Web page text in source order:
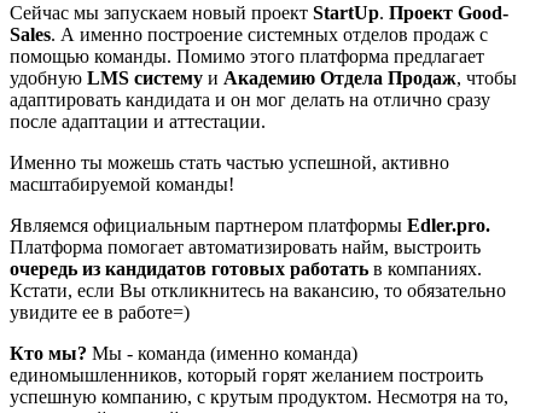
Сейчас мы запускаем новый проект StartUp. Проект Good-
Sales. А именно построение системных отделов продаж с
помощью команды. Помимо этого платформа предлагает
удобную LMS систему и Академию Отдела Продаж, чтобы
адаптировать кандидата и он мог делать на отлично сразу
после адаптации и аттестации.
Именно ты можешь стать частью успешной, активно
масштабируемой команды!
Являемся официальным партнером платформы Edler.pro.
Платформа помогает автоматизировать найм, выстроить
очередь из кандидатов готовых работать в компаниях.
Кстати, если Вы откликнитесь на вакансию, то обязательно
увидите ее в работе=)
Кто мы? Мы - команда (именно команда)
единомышленников, который горят желанием построить
успешную компанию, с крутым продуктом. Несмотря на то,